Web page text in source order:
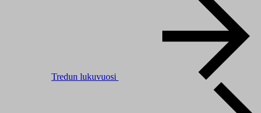
Tredun lukuvuosi